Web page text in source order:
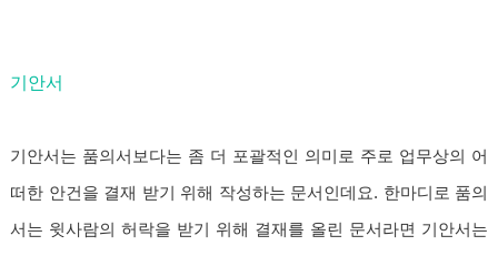
기안서
기안서는 품의서보다는 좀 더 포괄적인 의미로 주로 업무상의 어
떠한 안건을 결재 받기 위해 작성하는 문서인데요. 한마디로 품의
서는 윗사람의 허락을 받기 위해 결재를 올린 문서라면 기안서는